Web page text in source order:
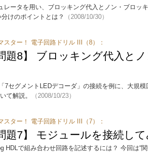
レータを用い、ブロッキング代入とノン・ブロッ
けのポイントとは？
（2008/10/30）
スター！ 電子回路ドリル III（8）：
題8】 ブロッキング代入と
7セグメントLEDデコーダ」の接続を例に、大規
て解説。
（2008/10/23）
スター！ 電子回路ドリル III（7）：
題7】 モジュールを接続し
HDLで組み合わせ回路を記述するには？ 今回は“